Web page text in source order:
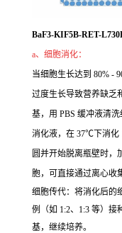
BaF3-KIF5B-RET-
a、细胞消化：
当细胞生长达到 80% -
过度生长导致营养缺乏
基，用 PBS 缓冲液清
消化液，在 37℃下消化
圆并开始脱离瓶壁时，
胞，可直接通过离心收
细胞传代：将消化后的
例（如 1:2、1:3 等）
基，继续培养。